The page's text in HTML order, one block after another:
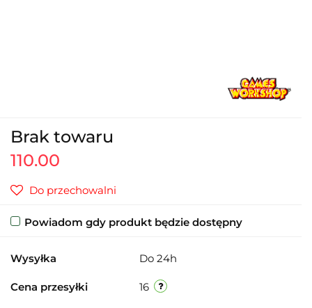
Brak towaru
110.00
Do przechowalni
Powiadom gdy produkt będzie dostępny
Wysyłka Do 24h
Cena przesyłki 16